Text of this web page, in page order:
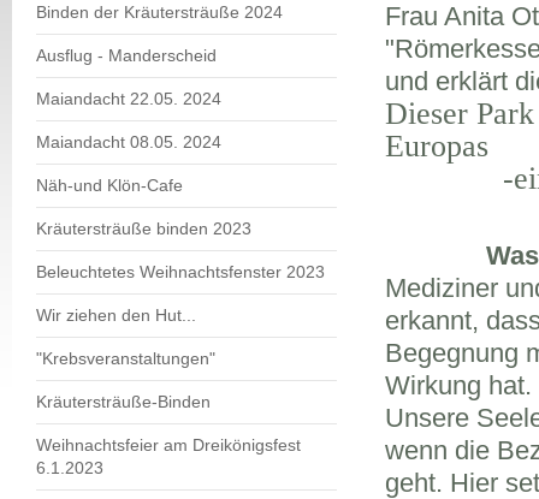
Binden der Kräutersträuße 2024
Ausflug - Manderscheid
Maiandacht 22.05. 2024
Maiandacht 08.05. 2024
Näh-und Klön-Cafe
Kräutersträuße binden 2023
Beleuchtetes Weihnachtsfenster 2023
Wir ziehen den Hut...
"Krebsveranstaltungen"
Kräutersträuße-Binden
Weihnachtsfeier am Dreikönigsfest
6.1.2023
Frau Anita
und erklärt
Dieser Park
Europas
-ein
Was ist
Mediziner
erkannt,
Begegnung
Wirkung hat.
Unsere
wenn die
geht. Hier